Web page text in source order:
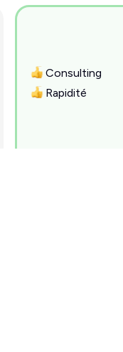
Consulting
Rapidité